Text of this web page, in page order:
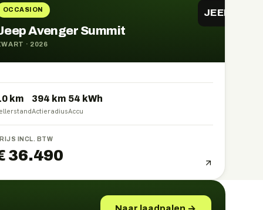
OCCASION JEEP
Avenger Summit
· 2026
km 394 km
Actieradius
54 kWh
Accu
INCL. BTW
36.490